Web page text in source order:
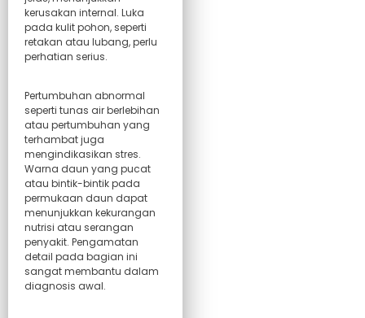
kerusakan internal. Luka
pada kulit pohon, seperti
retakan atau lubang, perlu
perhatian serius.
Pertumbuhan abnormal
seperti tunas air berlebihan
atau pertumbuhan yang
terhambat juga
mengindikasikan stres.
Warna daun yang pucat
atau bintik-bintik pada
permukaan daun dapat
menunjukkan kekurangan
nutrisi atau serangan
penyakit. Pengamatan
detail pada bagian ini
sangat membantu dalam
diagnosis awal.